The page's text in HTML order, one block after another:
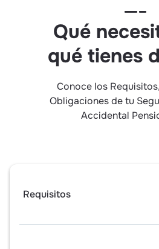
Qué
qué tienes
Conoce los
Obligaciones de tu
Accidental
Requisitos